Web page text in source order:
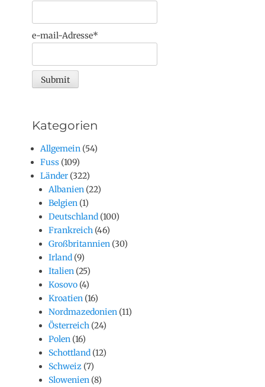
e-mail-Adresse*
Kategorien
Allgemein (54)
Fuss (109)
Länder (322)
Albanien (22)
Belgien (1)
Deutschland (100)
Frankreich (46)
Großbritannien (30)
Irland (9)
Italien (25)
Kosovo (4)
Kroatien (16)
Nordmazedonien (11)
Österreich (24)
Polen (16)
Schottland (12)
Schweiz (7)
Slowenien (8)